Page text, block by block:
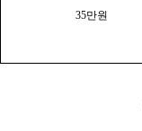
35만원